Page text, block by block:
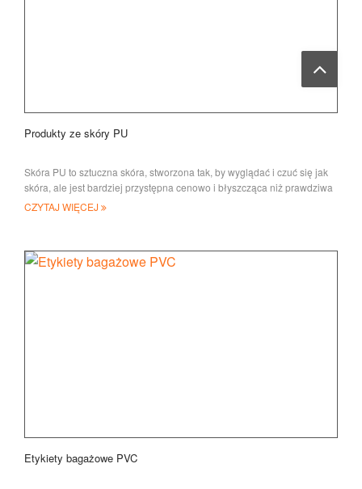
Produkty ze skóry PU
Skóra PU to sztuczna skóra, stworzona tak, by wyglądać i czuć się jak
skóra, ale jest bardziej przystępna cenowo i błyszcząca niż prawdziwa
leath
CZYTAJ WIĘCEJ
Etykiety bagażowe PVC